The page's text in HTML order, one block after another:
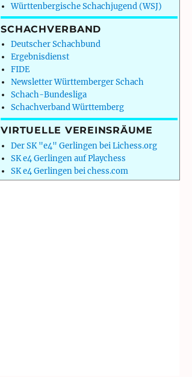
Württenbergische Schachjugend (WSJ)
SCHACHVERBAND
Deutscher Schachbund
Ergebnisdienst
FIDE
Newsletter Württemberger Schach
Schach-Bundesliga
Schachverband Württemberg
VIRTUELLE VEREINSRÄUME
Der SK "e4" Gerlingen bei Lichess.org
SK e4 Gerlingen auf Playchess
SK e4 Gerlingen bei chess.com